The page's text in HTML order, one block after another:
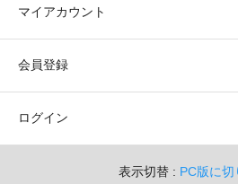
マイアカウント
会員登録
ログイン
表示切替 : PC版に切